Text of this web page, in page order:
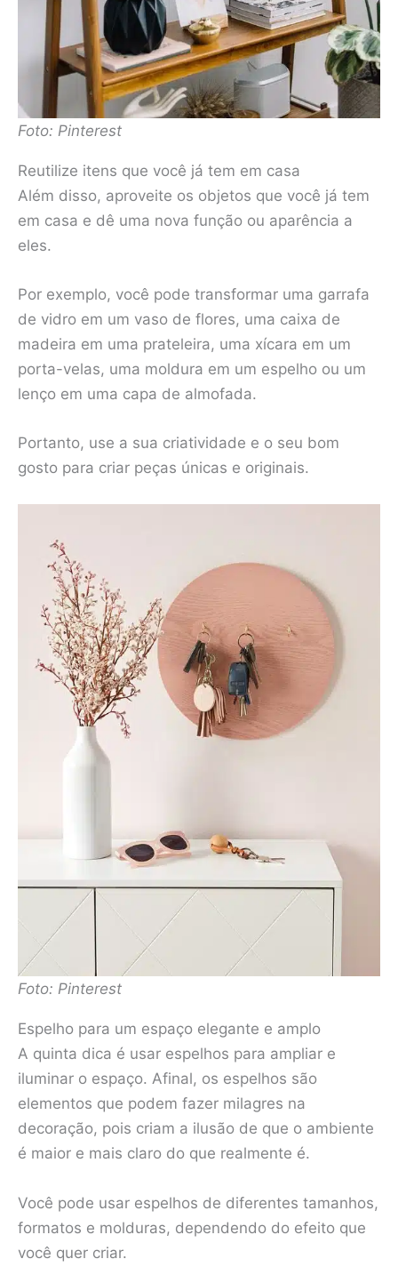
Foto: Pinterest
Reutilize itens que você já tem em casa
Além disso, aproveite os objetos que você já tem
em casa e dê uma nova função ou aparência a
eles.
Por exemplo, você pode transformar uma garrafa
de vidro em um vaso de flores, uma caixa de
madeira em uma prateleira, uma xícara em um
porta-velas, uma moldura em um espelho ou um
lenço em uma capa de almofada.
Portanto, use a sua criatividade e o seu bom
gosto para criar peças únicas e originais.
Foto: Pinterest
Espelho para um espaço elegante e amplo
A quinta dica é usar espelhos para ampliar e
iluminar o espaço. Afinal, os espelhos são
elementos que podem fazer milagres na
decoração, pois criam a ilusão de que o ambiente
é maior e mais claro do que realmente é.
Você pode usar espelhos de diferentes tamanhos,
formatos e molduras, dependendo do efeito que
você quer criar.